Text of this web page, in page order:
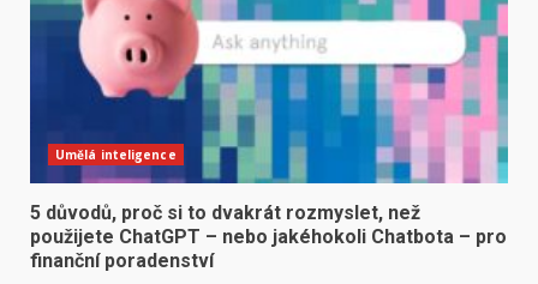
Umělá inteligence
5 důvodů, proč si to dvakrát rozmyslet, než
použijete ChatGPT – nebo jakéhokoli Chatbota – pro
finanční poradenství